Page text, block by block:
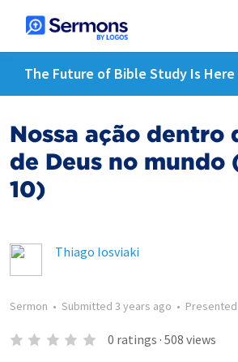
The Future of Bible Study Is Here
Nossa ação dentro
de Deus no mundo
10)
Thiago Iosviaki
Sermon • Submitted 3 years ago • Presented
0 ratings · 508 views